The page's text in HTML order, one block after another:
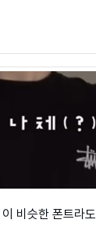
비슷한 폰트라